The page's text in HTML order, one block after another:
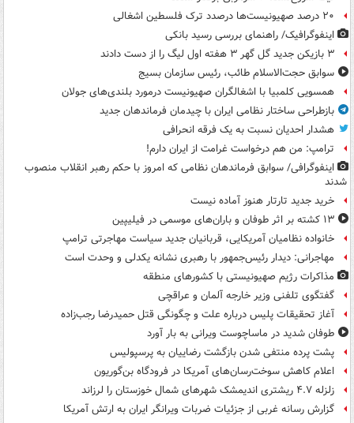
۲۰ درصد صهیونیست‌ها درصدد ترک فلسطین اشغالی
اینفوگرافیک/ راهنمای بررسی رسید بانکی
۳ بازیکن جدید گل گهر ۳ هفته اول لیگ را از دست دادند
سوابق حجت‌الاسلام طائب، رئیس سازمان بسیج
همسویی کلمبیا با اشغالگران صهیونیست درمورد بلندی‌های جولان
بازطراحی ساختار نظامی ایران با چیدمان فرماندهان جدید
هشدار احدیان نسبت به یک فرقه انحرافی
ترامپ: من هم درخواست غرامت از ایران دارم!
اینفوگرافی/ سوابق فرماندهان نظامی که امروز با حکم رهبر انقلاب منصوب
شدند
خرید جدید تارتار هنوز آماده نیست
۱۳ کشته بر اثر طوفان و باران‌های موسمی در فیلیپین
خانواده نظامیان آمریکایی، قربانیان جدید سیاست مهاجرتی ترامپ
مهاجرانی: دیدار رئیس‌جمهور با رهبری نشانه یکدلی و وحدت است
مذاکرات رژیم صهیونیستی با کشورهای منطقه
گفتگوی تلفنی وزیر خارجه آلمان و عراقچی
آغاز تحقیقات پلیس درباره علت و چگونگی قتل حمیدرضا رجب‌زاده
طوفان شدید در ماساچوست ویرانی به بار آورد
پشت پرده منتفی شدن بازگشت رضاییان به پرسپولیس
اعلام کاهش سوخت‌رسان‌های آمریکا در فرودگاه بن‌گوریون
زلزله ۴.۷ ریشتری اندیمشک شهرهای شمال خوزستان را لرزاند
گزارش رسانه غربی از جزئیات ضربات ویرانگر ایران به ارتش آمریکا